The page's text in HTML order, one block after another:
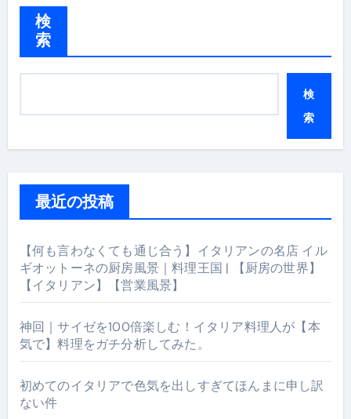
検
索
検
索
最近の投稿
【何も言わなくても通じ合う】イタリアンの名店 イル
ギオットーネの厨房風景｜料理王国 | 【厨房の世界】
【イタリアン】【営業風景】
神回｜サイゼを100倍楽しむ！イタリア料理人が【本
気で】料理をガチ分析してみた。
初めてのイタリアで色気を出しすぎてほんまに申し訳
ない件